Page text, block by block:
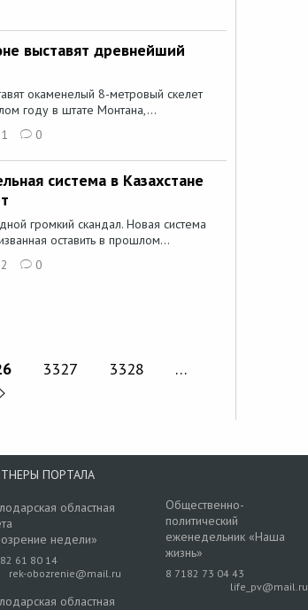
выставят древнейший
окаменелый 8-метровый скелет
году в штате Монтана,...
0
система в Казахстане
громкий скандал. Новая система
оставить в прошлом...
0
3327 3328
…
ПОРТАЛА
областная
недели»
61 80 14
rek-obozrenie@mail.ru
областная
Общественно-
политический
еженедельник «Наша
жизнь»
8 7182 73 04 43
life_pv@mail.ru